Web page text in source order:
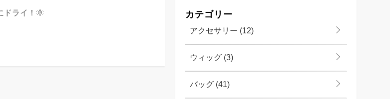
ドライ！🌞
カテゴリー
アクセサリー (12)
ウィッグ (3)
バッグ (41)